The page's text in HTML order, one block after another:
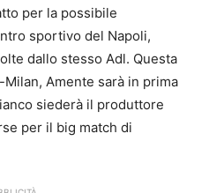
per la possibile
sportivo del Napoli,
dallo stesso Adl. Questa
Amente sarà in prima
siederà il produttore
per il big match di